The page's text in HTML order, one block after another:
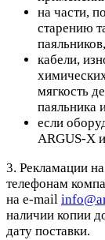
на части,
старению
кабели,
мягкость
паяльника
если
ARGUS-X
3. Рекламации
телефонам
на e-mail
наличии копии
дату поставки.